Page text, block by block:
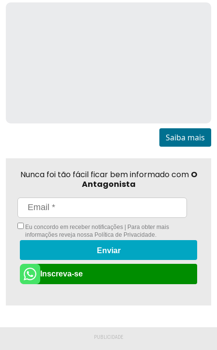
Saiba mais
Nunca foi tão fácil ficar bem informado com O
Antagonista
Eu concordo em receber notificações | Para obter mais
informações reveja nossa Política de Privacidade.
Enviar
Inscreva-se